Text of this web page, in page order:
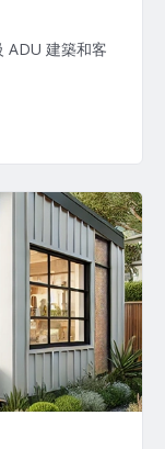
ADU 建築和客